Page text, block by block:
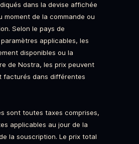
dans la devise affichée
moment de la commande ou
Selon le pays de
paramètres applicables, les
disponibles ou la
de Nostra, les prix peuvent
facturés dans différentes
sont toutes taxes comprises,
applicables au jour de la
la souscription. Le prix total